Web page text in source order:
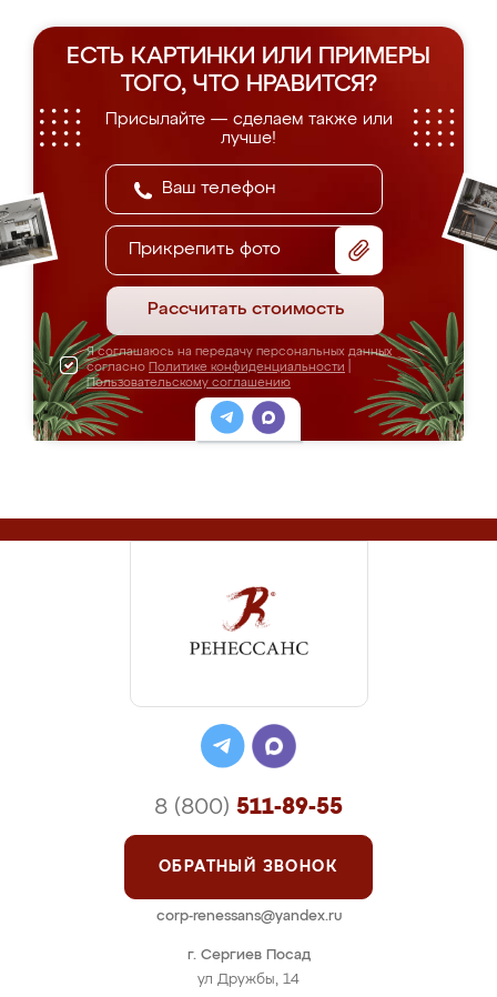
ЕСТЬ КАРТИНКИ ИЛИ ПРИМЕРЫ
ТОГО, ЧТО НРАВИТСЯ?
Присылайте — сделаем также или
лучше!
Прикрепить фото
Рассчитать стоимость
Я соглашаюсь на передачу персональных данных
согласно Политике конфиденциальности
Пользовательскому соглашению
г. Сергиев Посад
ул Дружбы, 14
8 (800) 511-89-55
ОБРАТНЫЙ ЗВОНОК
corp-renessans@yandex.ru